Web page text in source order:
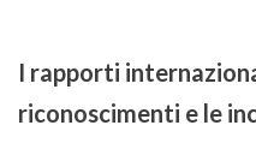
I rapporti
riconoscimenti e le